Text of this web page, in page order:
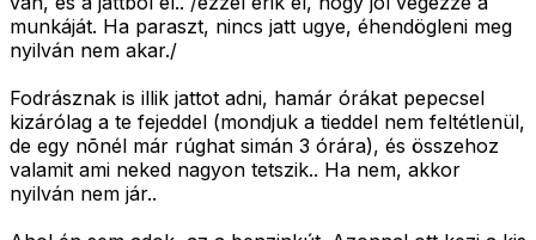
munkáját. Ha paraszt, nincs jatt ugye, éhendögleni meg
nyilván nem akar./
Fodrásznak is illik jattot adni, hamár órákat pepecsel
kizárólag a te fejeddel (mondjuk a tieddel nem feltétlenül,
de egy nõnél már rúghat simán 3 órára), és összehoz
valamit ami neked nagyon tetszik.. Ha nem, akkor
nyilván nem jár..